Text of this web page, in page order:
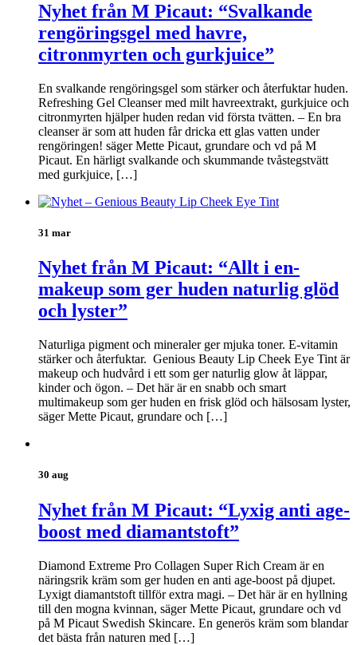
Nyhet från M Picaut: “Svalkande
rengöringsgel med havre,
citronmyrten och gurkjuice”
En svalkande rengöringsgel som stärker och återfuktar huden.
Refreshing Gel Cleanser med milt havreextrakt, gurkjuice och
citronmyrten hjälper huden redan vid första tvätten. – En bra
cleanser är som att huden får dricka ett glas vatten under
rengöringen! säger Mette Picaut, grundare och vd på M
Picaut. En härligt svalkande och skummande tvåstegstvätt
med gurkjuice, […]
31 mar
Nyhet från M Picaut: “Allt i en-
makeup som ger huden naturlig glöd
och lyster”
Naturliga pigment och mineraler ger mjuka toner. E-vitamin
stärker och återfuktar. Genious Beauty Lip Cheek Eye Tint är
makeup och hudvård i ett som ger naturlig glow åt läppar,
kinder och ögon. – Det här är en snabb och smart
multimakeup som ger huden en frisk glöd och hälsosam lyster,
säger Mette Picaut, grundare och […]
30 aug
Nyhet från M Picaut: “Lyxig anti age-
boost med diamantstoft”
Diamond Extreme Pro Collagen Super Rich Cream är en
näringsrik kräm som ger huden en anti age-boost på djupet.
Lyxigt diamantstoft tillför extra magi. – Det här är en hyllning
till den mogna kvinnan, säger Mette Picaut, grundare och vd
på M Picaut Swedish Skincare. En generös kräm som blandar
det bästa från naturen med […]